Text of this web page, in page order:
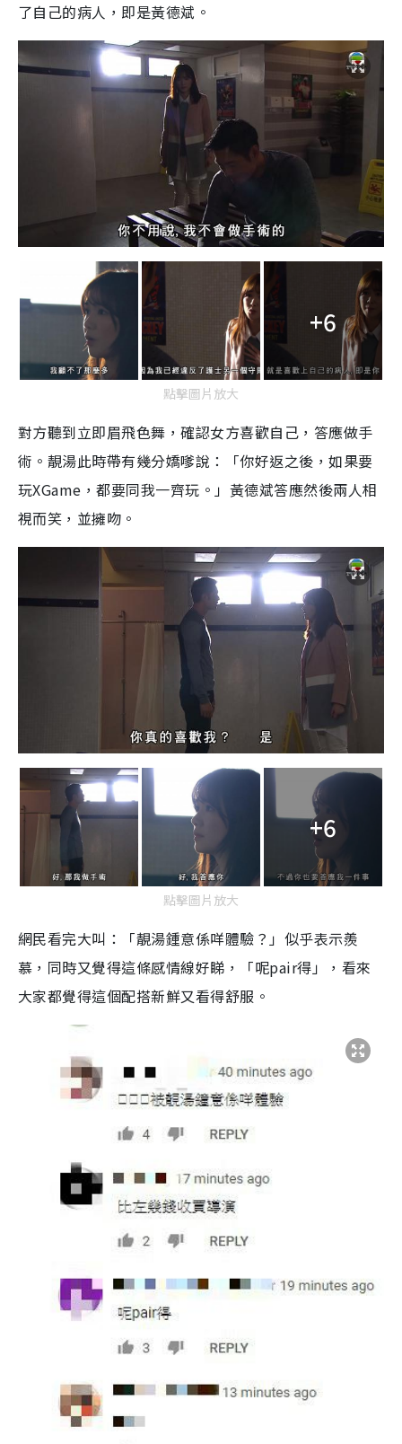
了自己的病人，即是黃德斌。
+6
點擊圖片放大
對方聽到立即眉飛色舞，確認女方喜歡自己，答應做手
術。靚湯此時帶有幾分嬌嗲說：「你好返之後，如果要
玩XGame，都要同我一齊玩。」黃德斌答應然後兩人相
視而笑，並擁吻。
+6
點擊圖片放大
網民看完大叫：「靚湯鍾意係咩體驗？」似乎表示羨
慕，同時又覺得這條感情線好睇，「呢pair得」，看來
大家都覺得這個配搭新鮮又看得舒服。